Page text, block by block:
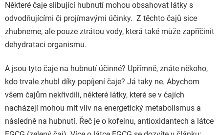
Některé čaje slibující hubnutí mohou obsahovat látky s
odvodňujícími či projímavými účinky. Z těchto čajů sice
zhubneme, ale pouze ztrátou vody, která také může zapříčinit
dehydrataci organismu.
A jsou tyto čaje na hubnutí účinné? Upřímně, znáte někoho,
kdo trvale zhubl díky popíjení čaje? Já taky ne. Abychom
všem čajům nekřivdili, některé látky, které se v čajích
nacházejí mohou mít vliv na energetický metabolismus a
následně na hubnutí. Řeč je o kofeinu, antioxidantech a látce